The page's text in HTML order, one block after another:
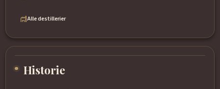
Alle destillerier
Historie